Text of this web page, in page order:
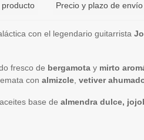
producto Precio y plazo de envío
con el legendario guitarrista
fresco de bergamota y mirto
con almizcle vetiver
base de almendra dulce,